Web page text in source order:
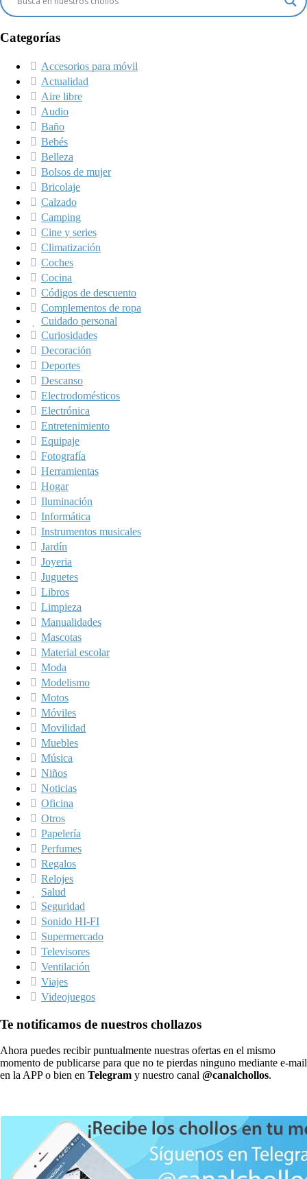
Categorías
Accesorios para móvil
Actualidad
Aire libre
Audio
Baño
Bebés
Belleza
Bolsos de mujer
Bricolaje
Calzado
Camping
Cine y series
Climatización
Coches
Cocina
Códigos de descuento
Complementos de ropa
Cuidado personal
Curiosidades
Decoración
Deportes
Descanso
Electrodomésticos
Electrónica
Entretenimiento
Equipaje
Fotografía
Herramientas
Hogar
Iluminación
Informática
Instrumentos musicales
Jardín
Joyeria
Juguetes
Libros
Limpieza
Manualidades
Mascotas
Material escolar
Moda
Modelismo
Motos
Móviles
Movilidad
Muebles
Música
Niños
Noticias
Oficina
Otros
Papelería
Perfumes
Regalos
Relojes
Salud
Seguridad
Sonido HI-FI
Supermercado
Televisores
Ventilación
Viajes
Videojuegos
Te notificamos de nuestros chollazos
Ahora puedes recibir puntualmente nuestras ofertas en el mismo
momento de publicarse para que no te pierdas ninguno mediante e-mail
en la APP o bien en Telegram y nuestro canal @canalchollos.